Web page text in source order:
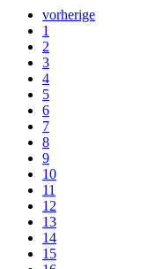
vorherige
1
2
3
4
5
6
7
8
9
10
11
12
13
14
15